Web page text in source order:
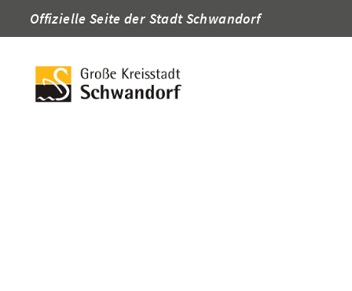
Offizielle Seite der Stadt Schwandorf